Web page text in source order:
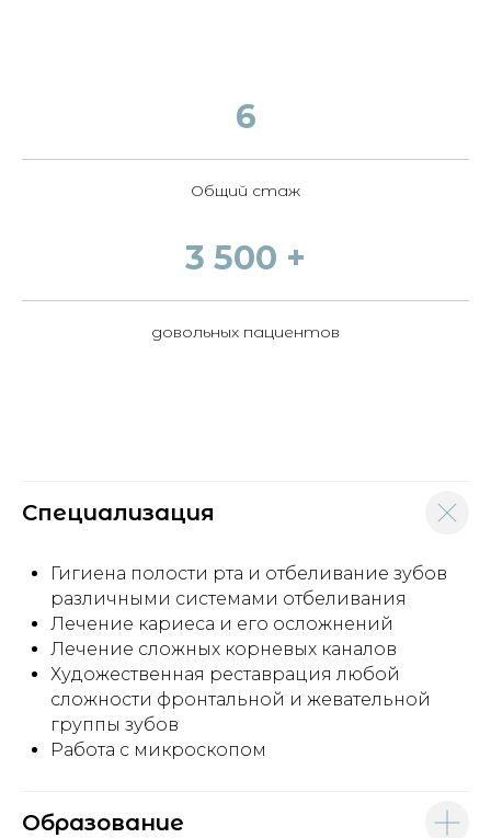
6
Общий стаж
3 500 +
довольных пациентов
Специализация
Гигиена полости рта и отбеливание зубов
различными системами отбеливания
Лечение кариеса и его осложнений
Лечение сложных корневых каналов
Художественная реставрация любой
сложности фронтальной и жевательной
группы зубов
Работа с микроскопом
Образование